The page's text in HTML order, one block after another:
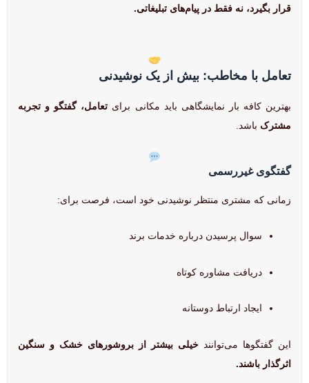
قرار بگیرد، نه فقط در پیام‌های تبلیغاتی.
تعامل با مخاطب: بیش از یک نوشیدنی
بهترین کافه بار نمایشگاهی باید مکانی برای تعامل، گفتگو و تجربه
مشترک باشد.
گفتگوی غیررسمی
زمانی که مشتری منتظر نوشیدنی خود است، فرصت برای:
سوال پرسیدن درباره خدمات برند
دریافت مشاوره کوتاه
ایجاد ارتباط دوستانه
این گفتگوها می‌توانند خیلی بیشتر از بروشورهای خشک و سنگین
اثرگذار باشند.